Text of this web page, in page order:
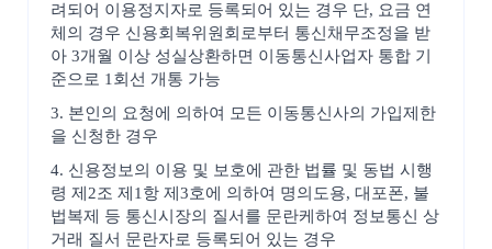
려되어 이용정지자로 등록되어 있는 경우 단, 요금 연
체의 경우 신용회복위원회로부터 통신채무조정을 받
아 3개월 이상 성실상환하면 이동통신사업자 통합 기
준으로 1회선 개통 가능
3. 본인의 요청에 의하여 모든 이동통신사의 가입제한
을 신청한 경우
4. 신용정보의 이용 및 보호에 관한 법률 및 동법 시행
령 제2조 제1항 제3호에 의하여 명의도용, 대포폰, 불
법복제 등 통신시장의 질서를 문란케하여 정보통신 상
거래 질서 문란자로 등록되어 있는 경우